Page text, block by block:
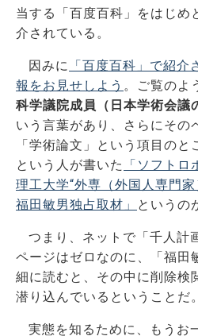
当する「百度百科」をはじめ
介されている。
因みに 「百度百科」で紹
報をお見せしよう 。ご覧のよ
科学議院成員（日本学術会議
いう言葉があり、さらにその
「学術論文」という項目の
という人が書いた
「ソフト
理工大学“外専（外国人専門
福田敏男独占取材」
というの
つまり、ネットで「千人計
ページはゼロなのに、「福田
細に読むと、その中に削除検
潜り込んでいるということだ。
実態を知るために、もうお